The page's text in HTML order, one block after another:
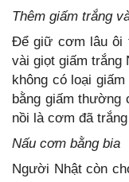
Thêm giấm trắng
Để giữ cơm lâu ôi
vài giọt giấm trắng
không có loại
bằng giấm thường
nồi là cơm đã
Nấu cơm bằng bia
Người Nhật còn